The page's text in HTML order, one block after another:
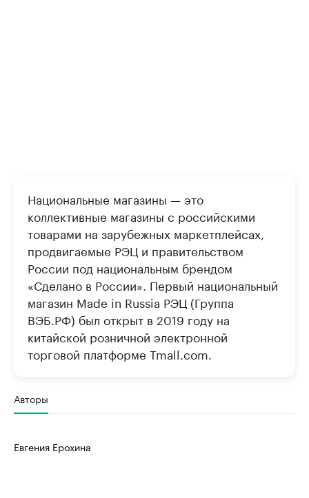
Национальные магазины — это
коллективные магазины с российскими
товарами на зарубежных маркетплейсах,
продвигаемые РЭЦ и правительством
России под национальным брендом
«Сделано в России». Первый национальный
магазин Made in Russia РЭЦ (Группа
ВЭБ.РФ) был открыт в 2019 году на
китайской розничной электронной
торговой платформе Tmall.com.
Авторы
Евгения Ерохина